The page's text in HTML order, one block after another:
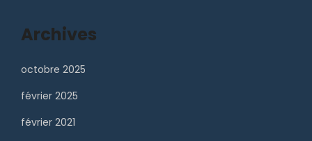
Archives
octobre 2025
février 2025
février 2021